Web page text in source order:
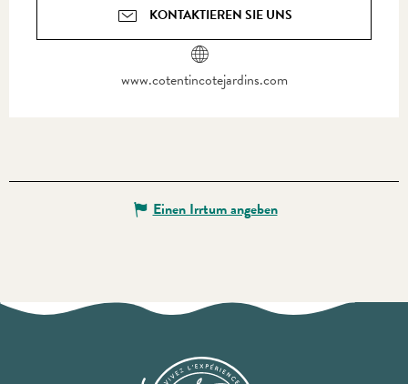
KONTAKTIEREN SIE UNS
www.cotentincotejardins.com
Einen Irrtum angeben